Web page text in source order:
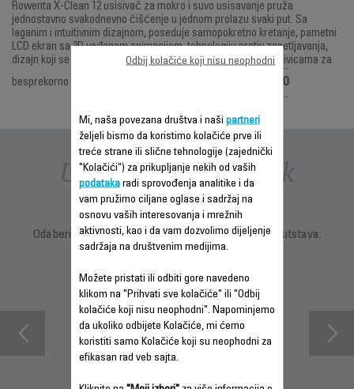
Rowenta X-Clean 12 usisivač za mokro i suvo usisavanje pruža
jednostavno svakodnevno čišćenje u jednom prolazu svaki put. Sa
laganim i intuitivnim dizajnom, poseduje samopokretno kretanje, pametni
LCD ekran sa 3D vođenom animacijom, tehnologiju protiv zapetljavanja,
dizajn koji se spušta pod uglom do 180° i četku sa trostrukim ivicama za
besprekorno čišćenje u svakom uglu.
GZ7267E0
Uputstva i priručnik
Odaberite jezik za prikaz uputstava i korisničkih uputstava:
Mi, naša povezana društva i naši partneri
željeli bismo da koristimo kolačiće prve ili
treće strane ili slične tehnologije (zajednički
"Kolačići") za prikupljanje nekih od vaših
podatakaradi sprovođenja analitike i da
vam pružimo ciljane oglase i sadržaj na
osnovu vaših interesovanja i mrežnih
aktivnosti, kao i da vam dozvolimo dijeljenje
sadržaja na društvenim medijima.
Možete pristati ili odbiti gore navedeno
klikom na "Prihvati sve kolačiće" ili "Odbij
kolačiće koji nisu neophodni". Napominjemo
da ukoliko odbijete Kolačiće, mi ćemo
koristiti samo Kolačiće koji su neophodni za
efikasan rad veb sajta.
Odbij kolačiće koji nisu neophodni